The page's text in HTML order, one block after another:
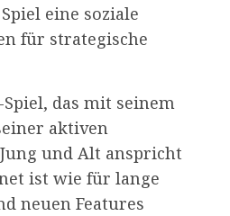
eine soziale
für strategische
das mit seinem
aktiven
und Alt anspricht
ist wie für lange
neuen Features